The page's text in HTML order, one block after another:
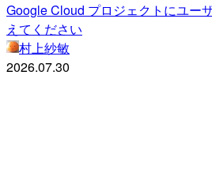
Google Cloud プロジェクトにユー
えてください
村上紗敏
2026.07.30